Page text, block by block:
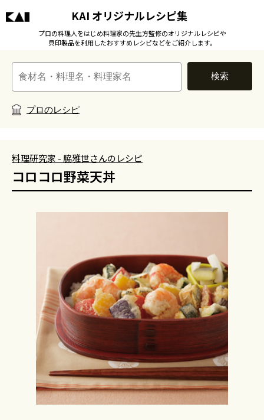
KAI オリジナルレシピ集
プロの料理人をはじめ料理家の先生方監修のオリジナルレシピや
貝印製品を利用したおすすめレシピなどをご紹介します。
検索
プロのレシピ
料理研究家 - 脇雅世さんのレシピ
コロコロ野菜天丼